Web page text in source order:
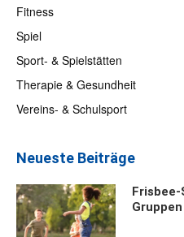
Fitness
Spiel
Sport- & Spielstätten
Therapie & Gesundheit
Vereins- & Schulsport
Neueste Beiträge
Gruppen